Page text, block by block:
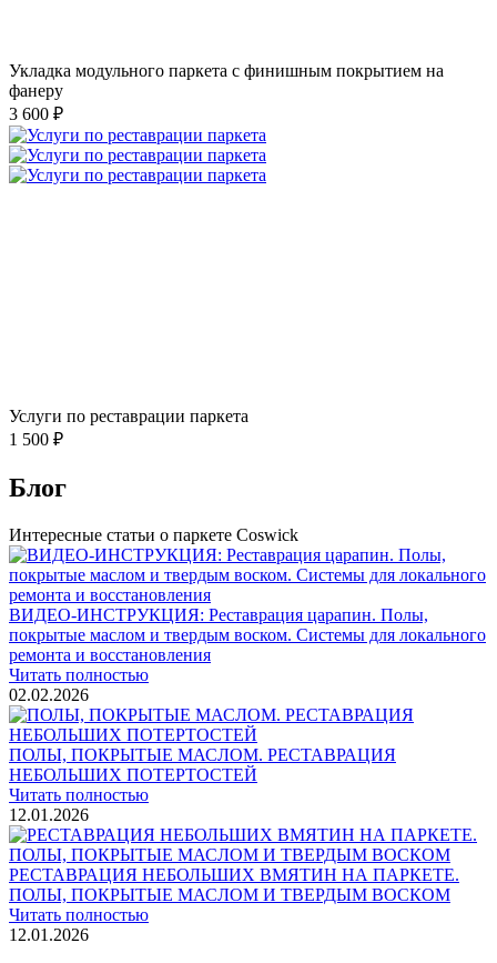
Укладка модульного паркета с финишным покрытием на
фанеру
3 600 ₽
Услуги по реставрации паркета
1 500 ₽
Блог
Интересные статьи о паркете Coswick
ВИДЕО-ИНСТРУКЦИЯ: Реставрация царапин. Полы,
покрытые маслом и твердым воском. Системы для локального
ремонта и восстановления
Читать полностью
02.02.2026
ПОЛЫ, ПОКРЫТЫЕ МАСЛОМ. РЕСТАВРАЦИЯ
НЕБОЛЬШИХ ПОТЕРТОСТЕЙ
Читать полностью
12.01.2026
РЕСТАВРАЦИЯ НЕБОЛЬШИХ ВМЯТИН НА ПАРКЕТЕ.
ПОЛЫ, ПОКРЫТЫЕ МАСЛОМ И ТВЕРДЫМ ВОСКОМ
Читать полностью
12.01.2026